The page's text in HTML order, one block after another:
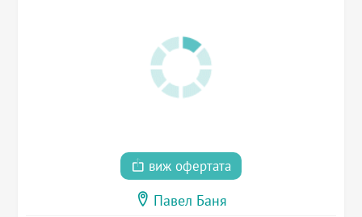
виж офертата
Павел Баня